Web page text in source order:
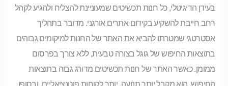
בעידן הדיגיטלי, כל חנות תכשיטים שמעוניינת להצליח ולהגיע לקהל
רחב חייבת להשקיע בקידום אתרים אורגני. מדובר בתהליך
אסטרטגי שמטרתו להביא את האתר של החנות למיקומים גבוהים
בתוצאות החיפוש של גוגל בצורה טבעית, ללא צורך בפרסום
ממומן. כאשר האתר של חנות תכשיטים מדורג גבוה בתוצאות
החיפוש, הוא מקבל יותר תנועה, יותר לקוחות פוטנציאליים, ובסופו